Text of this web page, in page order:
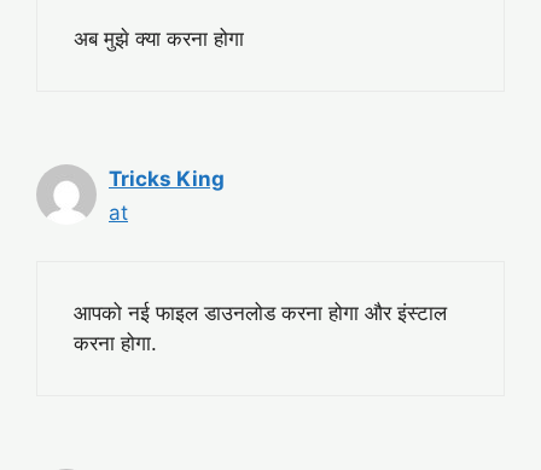
अब मुझे क्या करना होगा
Tricks King
at
आपको नई फाइल डाउनलोड करना होगा और इंस्टाल
करना होगा.